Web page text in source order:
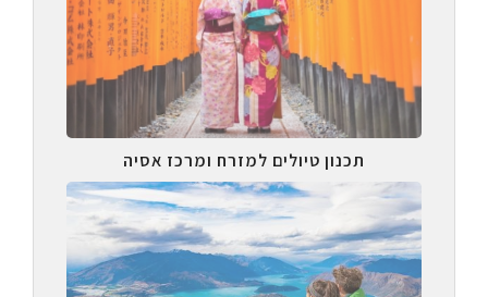
תכנון טיולים למזרח ומרכז אסיה